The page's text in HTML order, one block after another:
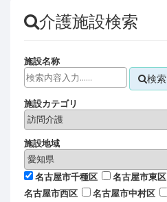
介護施設検索
施設名称
検索
施設カテゴリ
施設地域
名古屋市千種区 名古屋市東区
名古屋市西区
名古屋市中村区